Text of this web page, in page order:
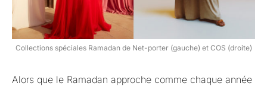
Collections spéciales Ramadan de Net-porter (gauche) et COS (droite)
Alors que le Ramadan approche comme chaque année